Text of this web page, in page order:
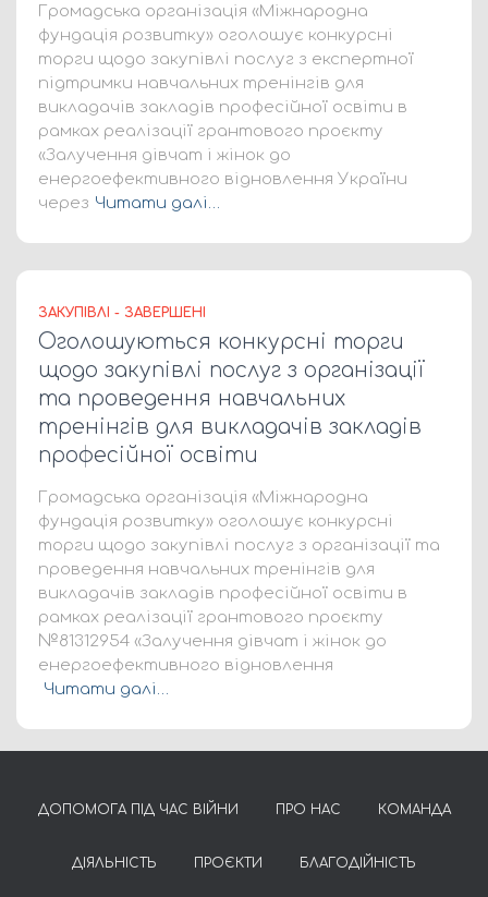
Громадська організація «Міжнародна
фундація розвитку» оголошує конкурсні
торги щодо закупівлі послуг з експертної
підтримки навчальних тренінгів для
викладачів закладів професійної освіти в
рамках реалізації грантового проєкту
«Залучення дівчат і жінок до
енергоефективного відновлення України
через Читати далі…
ЗАКУПІВЛІ - ЗАВЕРШЕНІ
Оголошуються конкурсні торги
щодо закупівлі послуг з організації
та проведення навчальних
тренінгів для викладачів закладів
професійної освіти
Громадська організація «Міжнародна
фундація розвитку» оголошує конкурсні
торги щодо закупівлі послуг з організації та
проведення навчальних тренінгів для
викладачів закладів професійної освіти в
рамках реалізації грантового проєкту
№81312954 «Залучення дівчат і жінок до
енергоефективного відновлення
Читати далі…
ДОПОМОГА ПІД ЧАС ВІЙНИ ПРО НАС КОМАНДА
ДІЯЛЬНІСТЬ ПРОЄКТИ БЛАГОДІЙНІСТЬ